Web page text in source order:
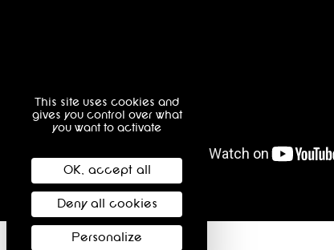
This site uses cookies and
gives you control over what
you want to activate
OK, accept all
Deny all cookies
Personalize